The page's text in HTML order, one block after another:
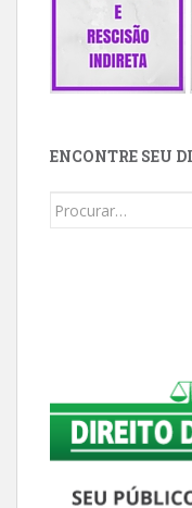
ENCONTRE SEU
Buscar: